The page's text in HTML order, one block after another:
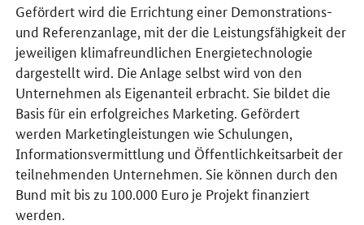
Gefördert wird die Errichtung einer Demonstrations-
und Referenzanlage, mit der die Leistungsfähigkeit der
jeweiligen klimafreundlichen Energietechnologie
dargestellt wird. Die Anlage selbst wird von den
Unternehmen als Eigenanteil erbracht. Sie bildet die
Basis für ein erfolgreiches Marketing. Gefördert
werden Marketingleistungen wie Schulungen,
Informationsvermittlung und Öffentlichkeitsarbeit der
teilnehmenden Unternehmen. Sie können durch den
Bund mit bis zu 100.000 Euro je Projekt finanziert
werden.